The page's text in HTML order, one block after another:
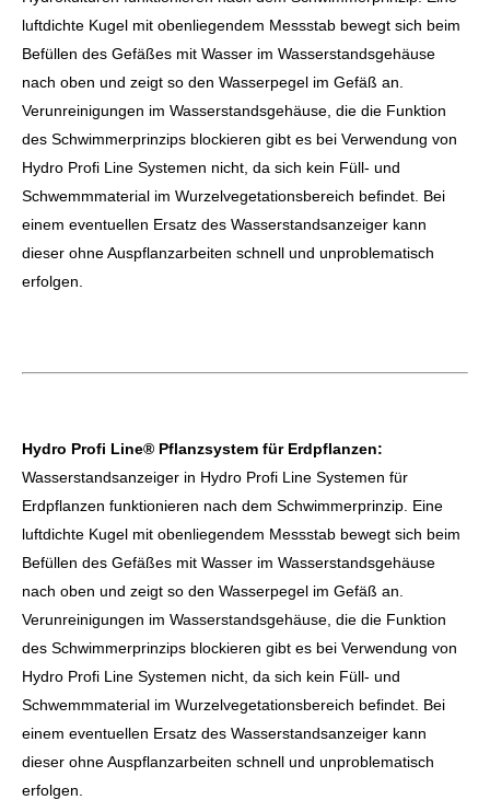
luftdichte Kugel mit obenliegendem Messstab bewegt sich beim
Befüllen des Gefäßes mit Wasser im Wasserstandsgehäuse
nach oben und zeigt so den Wasserpegel im Gefäß an.
Verunreinigungen im Wasserstandsgehäuse, die die Funktion
des Schwimmerprinzips blockieren gibt es bei Verwendung von
Hydro Profi Line Systemen nicht, da sich kein Füll- und
Schwemmmaterial im Wurzelvegetationsbereich befindet. Bei
einem eventuellen Ersatz des Wasserstandsanzeiger kann
dieser ohne Auspflanzarbeiten schnell und unproblematisch
erfolgen.
Hydro Profi Line® Pflanzsystem für Erdpflanzen:
Wasserstandsanzeiger in Hydro Profi Line Systemen für
Erdpflanzen funktionieren nach dem Schwimmerprinzip. Eine
luftdichte Kugel mit obenliegendem Messstab bewegt sich beim
Befüllen des Gefäßes mit Wasser im Wasserstandsgehäuse
nach oben und zeigt so den Wasserpegel im Gefäß an.
Verunreinigungen im Wasserstandsgehäuse, die die Funktion
des Schwimmerprinzips blockieren gibt es bei Verwendung von
Hydro Profi Line Systemen nicht, da sich kein Füll- und
Schwemmmaterial im Wurzelvegetationsbereich befindet. Bei
einem eventuellen Ersatz des Wasserstandsanzeiger kann
dieser ohne Auspflanzarbeiten schnell und unproblematisch
erfolgen.